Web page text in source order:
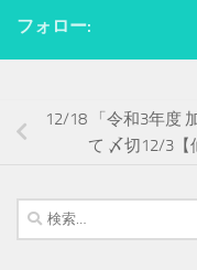
フォロー:
12/18 「令和3年度
て 〆切12/3【
検
索: